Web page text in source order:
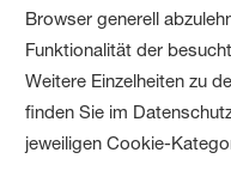
Browser generell
Funktionalität der
Weitere Einzelheiten zu
finden Sie im
jeweiligen Cookie-